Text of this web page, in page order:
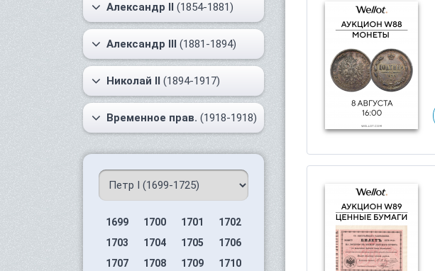
Александр II (1854-1881)
Александр III (1881-1894)
Николай II (1894-1917)
Временное прав. (1918-1918)
1699 1700 1701
1702
1703
1704 1705
1706
1707
1708 1709
1710